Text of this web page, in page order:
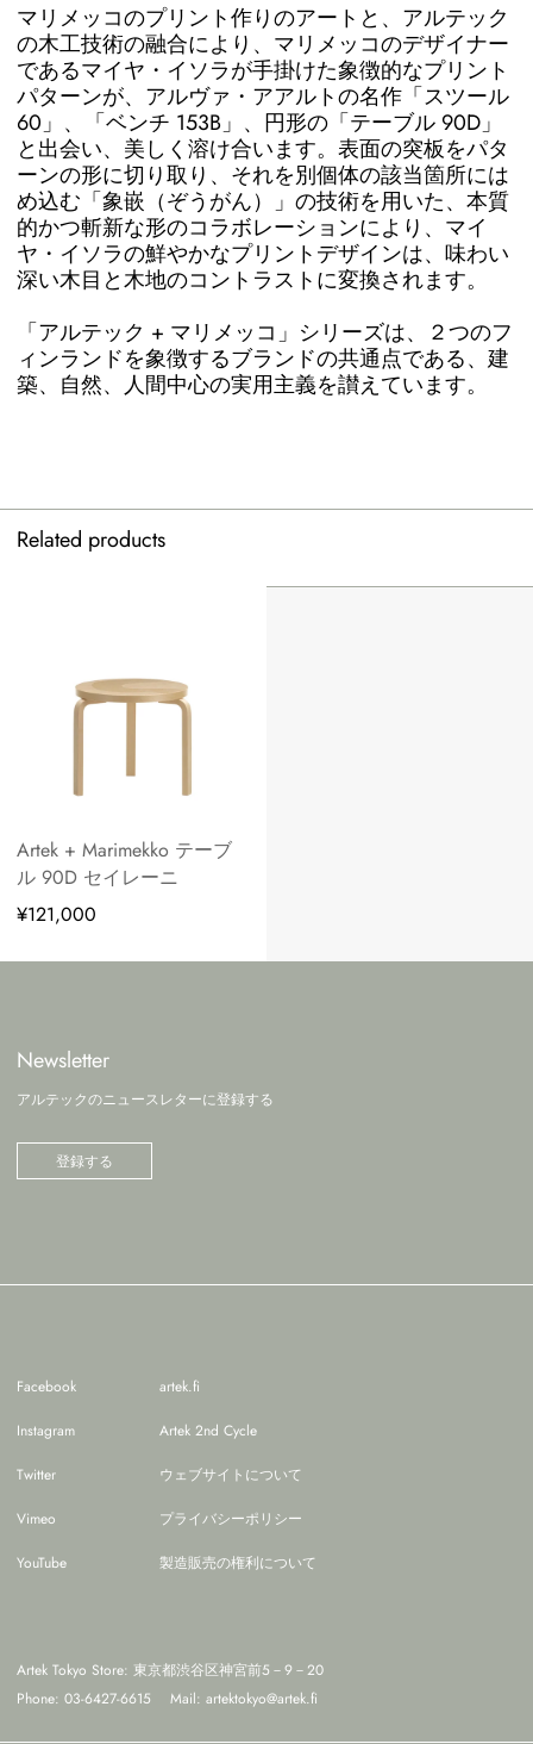
マリメッコのプリント作りのアートと、アルテック
の木工技術の融合により、マリメッコのデザイナー
であるマイヤ・イソラが手掛けた象徴的なプリント
パターンが、アルヴァ・アアルトの名作「スツール
60」、「ベンチ 153B」、円形の「テーブル 90D」
と出会い、美しく溶け合います。表面の突板をパタ
ーンの形に切り取り、それを別個体の該当箇所には
め込む「象嵌（ぞうがん）」の技術を用いた、本質
的かつ斬新な形のコラボレーションにより、マイ
ヤ・イソラの鮮やかなプリントデザインは、味わい
深い木目と木地のコントラストに変換されます。
「アルテック + マリメッコ」シリーズは、２つのフ
ィンランドを象徴するブランドの共通点である、建
築、自然、人間中心の実用主義を讃えています。
Related products
Artek + Marimekko テーブ
ル 90D セイレーニ
¥121,000
Newsletter
アルテックのニュースレターに登録する
登録する
Facebook
Instagram
Twitter
Vimeo
YouTube
artek.fi
Artek 2nd Cycle
ウェブサイトについて
プライバシーポリシー
製造販売の権利について
Artek Tokyo Store: 東京都渋谷区神宮前5－9－20
Phone: 03-6427-6615
Mail: artektokyo@artek.fi